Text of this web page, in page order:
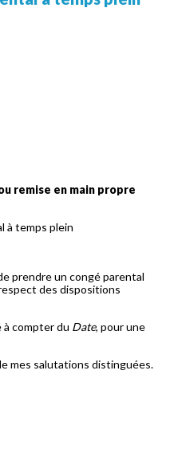
remise en main propre
à temps plein
prendre un congé parental
des dispositions
à compter du Date, pour une
mes salutations distinguées.